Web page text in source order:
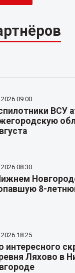
09:00
ВСУ
08:30
8-
18:25
интересного
Ляхово в